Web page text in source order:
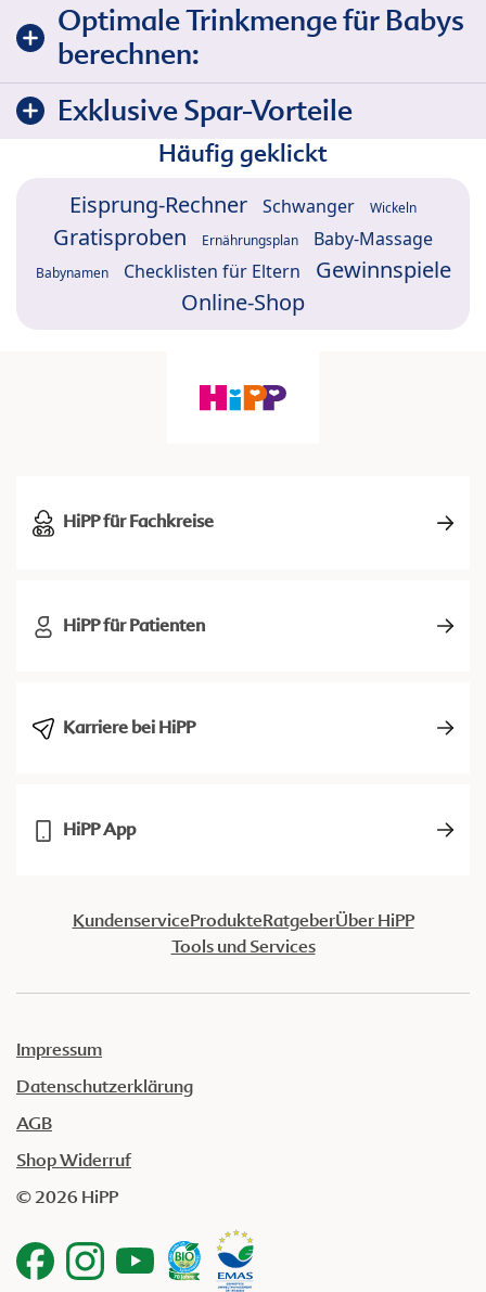
Optimale Trinkmenge für Babys
berechnen:
Exklusive Spar-Vorteile
Häufig geklickt
Eisprung-Rechner Schwanger Wickeln
Gratisproben Ernährungsplan Baby-Massage
Babynamen Checklisten für Eltern
Gewinnspiele
Online-Shop
HiPP für Fachkreise
HiPP für Patienten
Karriere bei HiPP
HiPP App
KundenserviceProdukteRatgeberÜber HiPP
Tools und Services
Impressum
Datenschutzerklärung
AGB
Shop Widerruf
© 2026 HiPP